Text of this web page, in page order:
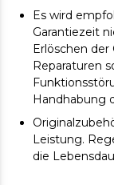
Es wird
Garantiezeit
Erlöschen
Reparaturen
Handhabung
Leistung.
die